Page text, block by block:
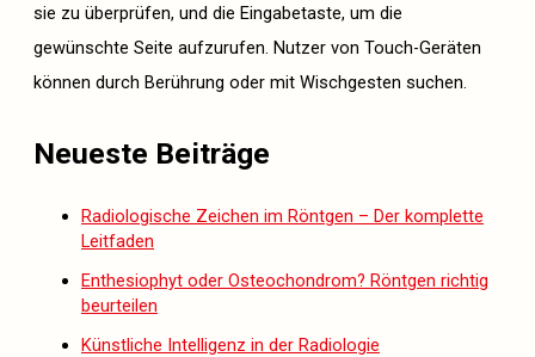
sie zu überprüfen, und die Eingabetaste, um die
gewünschte Seite aufzurufen. Nutzer von Touch-Geräten
können durch Berührung oder mit Wischgesten suchen.
Neueste Beiträge
Radiologische Zeichen im Röntgen – Der komplette
Leitfaden
Enthesiophyt oder Osteochondrom? Röntgen richtig
beurteilen
Künstliche Intelligenz in der Radiologie